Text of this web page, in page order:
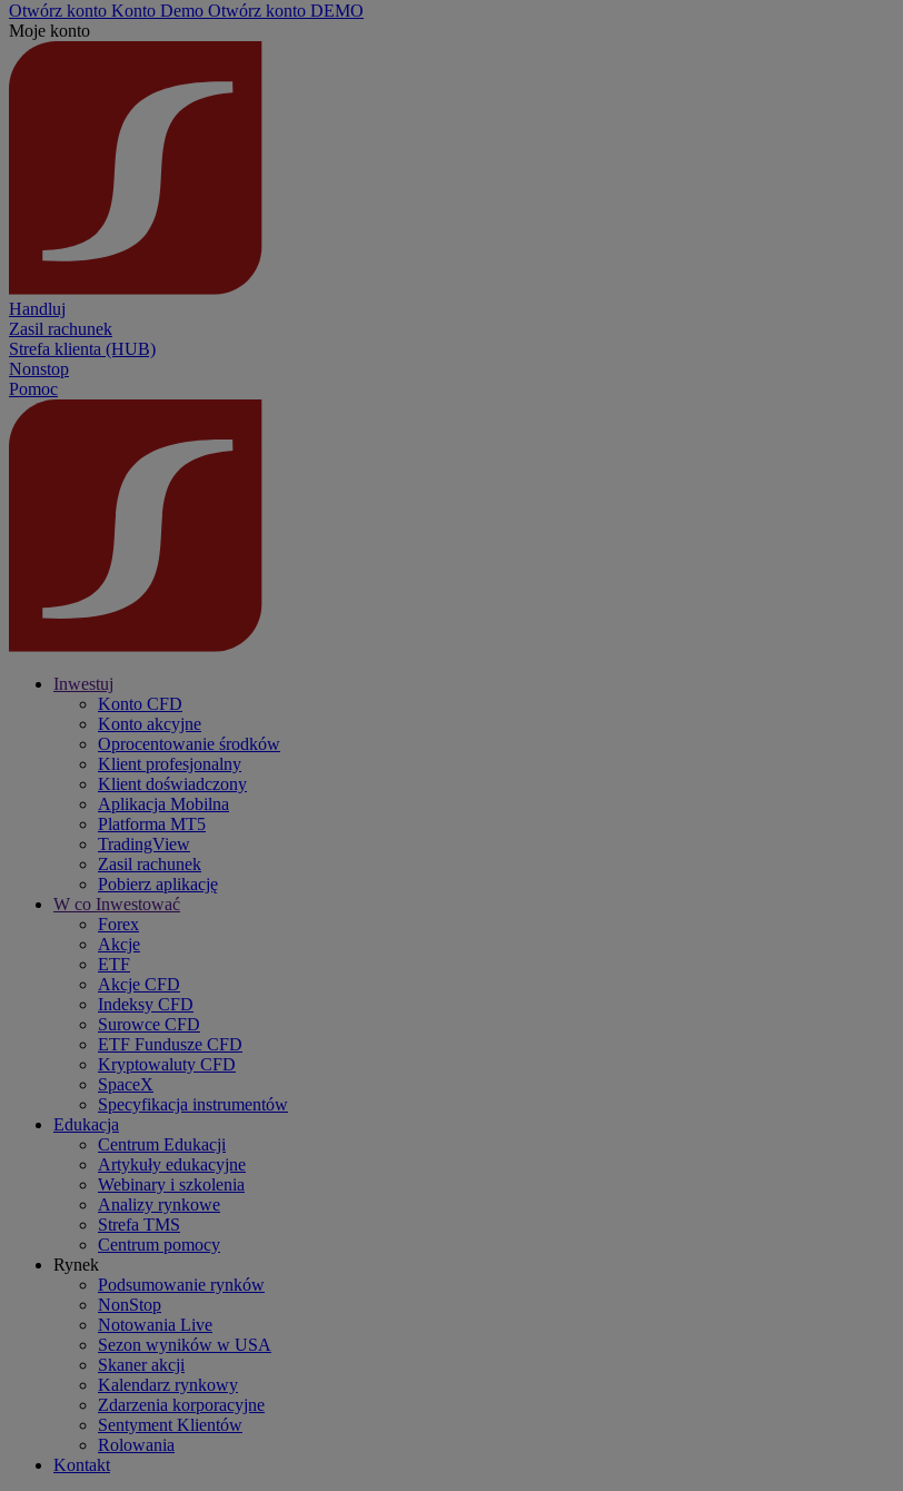
Otwórz konto Konto Demo Otwórz konto DEMO
Moje konto
Handluj
Zasil rachunek
Strefa klienta (HUB)
Nonstop
Pomoc
Inwestuj
Konto CFD
Konto akcyjne
Oprocentowanie środków
Klient profesjonalny
Klient doświadczony
Aplikacja Mobilna
Platforma MT5
TradingView
Zasil rachunek
Pobierz aplikację
W co Inwestować
Forex
Akcje
ETF
Akcje CFD
Indeksy CFD
Surowce CFD
ETF Fundusze CFD
Kryptowaluty CFD
SpaceX
Specyfikacja instrumentów
Edukacja
Centrum Edukacji
Artykuły edukacyjne
Webinary i szkolenia
Analizy rynkowe
Strefa TMS
Centrum pomocy
Rynek
Podsumowanie rynków
NonStop
Notowania Live
Sezon wyników w USA
Skaner akcji
Kalendarz rynkowy
Zdarzenia korporacyjne
Sentyment Klientów
Rolowania
Kontakt